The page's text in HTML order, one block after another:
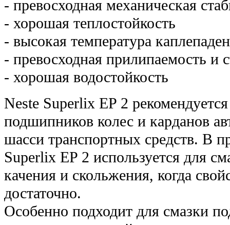
- превосходная механическая
- хорошая теплостойкость
- высокая температура
- превосходная прилипаемость и
- хорошая водостойкость
Neste Superlix EP 2
подшипников колес и карданов
шасси транспортных средств. В
Superlix EP 2 используется для
качения и скольжения, когда
достаточно.
Особенно подходит для смазки